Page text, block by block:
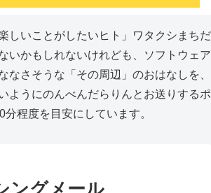
しいことがしたいヒト」ワタクシまちだ
いかもしれないけれども、ソフトウェア
なさそうな「その周辺」のおはなしを、
ようにのんべんだらりんとお送りするポ
程度を目安にしています。
ングメール